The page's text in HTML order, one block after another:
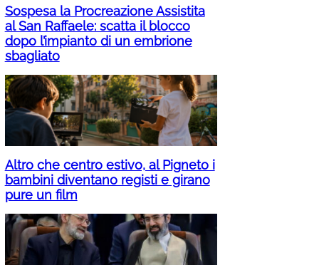
Sospesa la Procreazione Assistita
al San Raffaele: scatta il blocco
dopo l’impianto di un embrione
sbagliato
Altro che centro estivo, al Pigneto i
bambini diventano registi e girano
pure un film